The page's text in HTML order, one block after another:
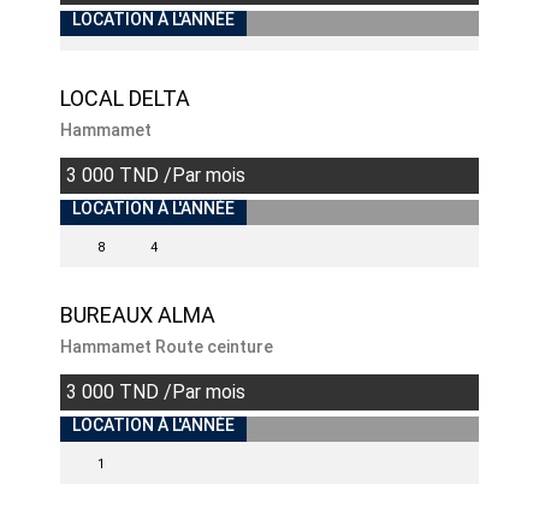
LOCATION À L'ANNÉE
LOCAL DELTA
Hammamet
3 000 TND /Par mois
LOCATION À L'ANNÉE
8 4
BUREAUX ALMA
Hammamet Route ceinture
3 000 TND /Par mois
LOCATION À L'ANNÉE
1